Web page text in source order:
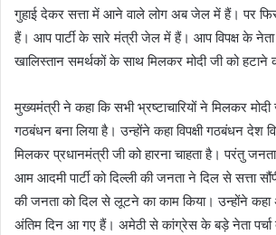
गुहाई देकर सत्ता में आने वाले लोग अब जेल में हैं। पर फिर
हैं। आप पार्टी के सारे मंत्री जेल में हैं। आप विपक्ष के
खालिस्तान समर्थकों के साथ मिलकर मोदी जी को
मुख्यमंत्री ने कहा कि सभी भ्रष्टाचारियों ने मिलकर
गठबंधन बना लिया है। उन्होंने कहा विपक्षी गठबंधन देश
मिलकर प्रधानमंत्री जी को हारना चाहता है। परंतु
आम आदमी पार्टी को दिल्ली की जनता ने दिल से सत्ता
की जनता को दिल से लूटने का काम किया। उन्होंने
अंतिम दिन आ गए हैं। अमेठी से कांग्रेस के बड़े नेता पर्चा